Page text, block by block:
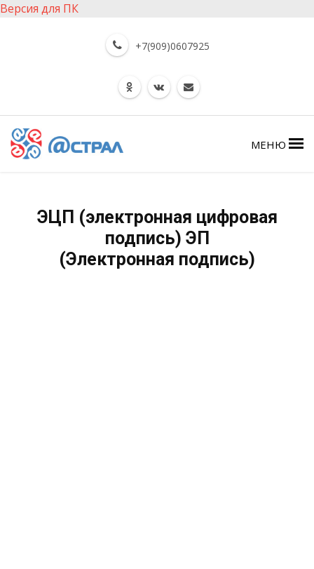
Версия для ПК
+7(909)0607925
МЕНЮ
ЭЦП (электронная цифровая
подпись) ЭП
(Электронная подпись)